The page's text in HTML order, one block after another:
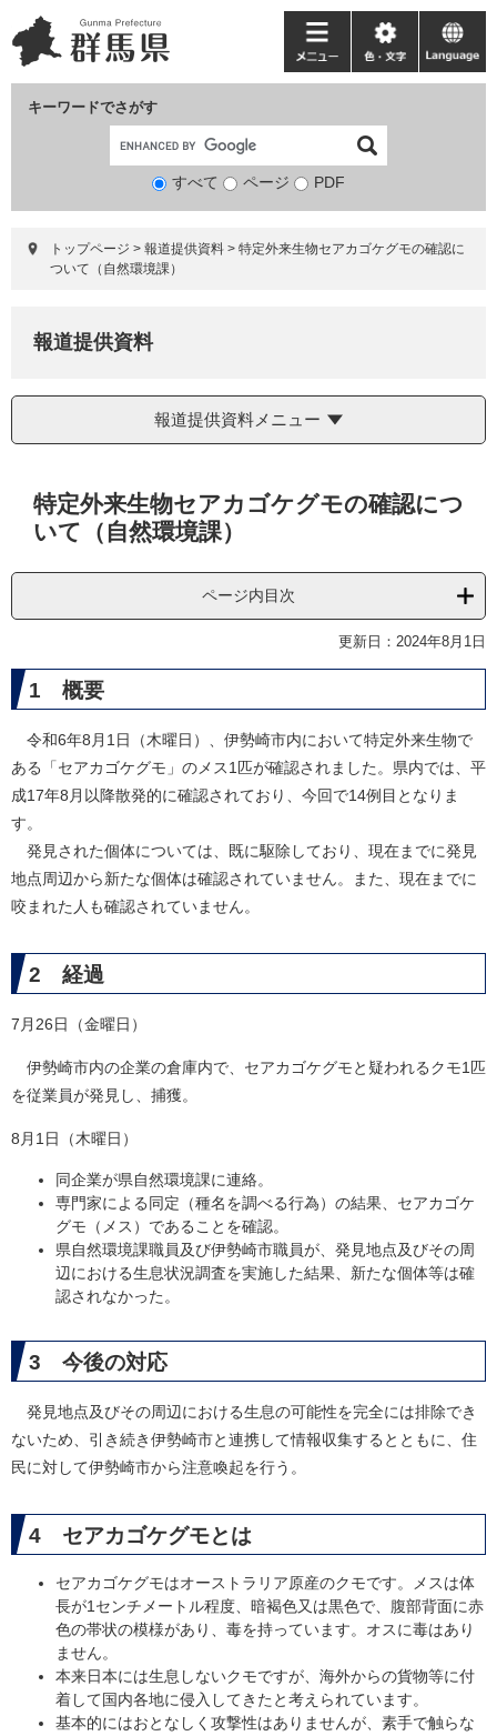
ー
ジ
ニ
ュ
て
キーワードでさがす
検
象
すべて ページ PDF
メ
ニ
ー
色・
文
language
トップページ > 報道提供資料 > 特定外来生物セアカゴケグモの確認に
ついて（自然環境課）
報道提供資料
報道提供資料メニュー
特定外来生物セアカゴケグモの確認につ
いて（自然環境課）
ページ内目次
更新日：2024年8月1日
1 概要
令和6年8月1日（木曜日）、伊勢崎市内において特定外来生物で
ある「セアカゴケグモ」のメス1匹が確認されました。県内では、平
成17年8月以降散発的に確認されており、今回で14例目となりま
す。
発見された個体については、既に駆除しており、現在までに発見
地点周辺から新たな個体は確認されていません。また、現在までに
咬まれた人も確認されていません。
2 経過
7月26日（金曜日）
伊勢崎市内の企業の倉庫内で、セアカゴケグモと疑われるクモ1匹
を従業員が発見し、捕獲。
8月1日（木曜日）
同企業が県自然環境課に連絡。
専門家による同定（種名を調べる行為）の結果、セアカゴケ
グモ（メス）であることを確認。
県自然環境課職員及び伊勢崎市職員が、発見地点及びその周
辺における生息状況調査を実施した結果、新たな個体等は確
認されなかった。
3 今後の対応
発見地点及びその周辺における生息の可能性を完全には排除でき
ないため、引き続き伊勢崎市と連携して情報収集するとともに、住
民に対して伊勢崎市から注意喚起を行う。
4 セアカゴケグモとは
セアカゴケグモはオーストラリア原産のクモです。メスは体
長が1センチメートル程度、暗褐色又は黒色で、腹部背面に赤
色の帯状の模様があり、毒を持っています。オスに毒はあり
ません。
本来日本には生息しないクモですが、海外からの貨物等に付
着して国内各地に侵入してきたと考えられています。
基本的にはおとなしく攻撃性はありませんが、素手で触らな